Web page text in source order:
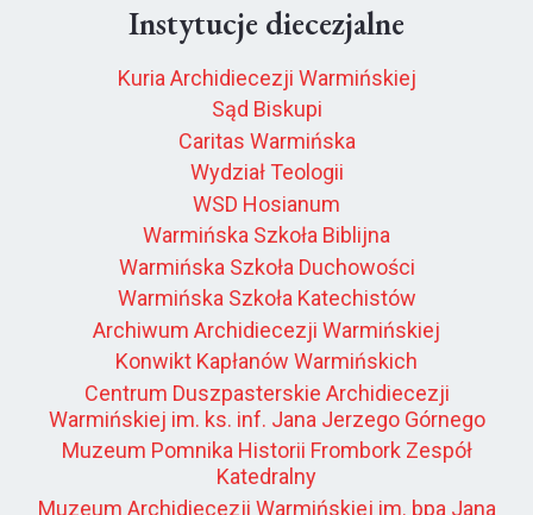
Instytucje diecezjalne
Kuria Archidiecezji Warmińskiej
Sąd Biskupi
Caritas Warmińska
Wydział Teologii
WSD Hosianum
Warmińska Szkoła Biblijna
Warmińska Szkoła Duchowości
Warmińska Szkoła Katechistów
Archiwum Archidiecezji Warmińskiej
Konwikt Kapłanów Warmińskich
Centrum Duszpasterskie Archidiecezji
Warmińskiej im. ks. inf. Jana Jerzego Górnego
Muzeum Pomnika Historii Frombork Zespół
Katedralny
Muzeum Archidiecezji Warmińskiej im. bpa Jana